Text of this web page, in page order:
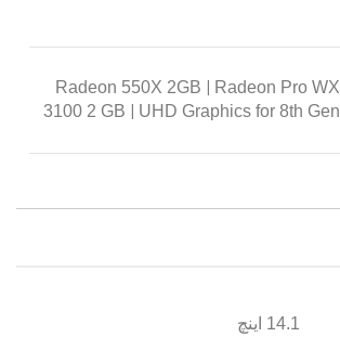
Radeon 550X 2GB | Radeon Pro WX
3100 2 GB | UHD Graphics for 8th Gen
14.1 اینچ